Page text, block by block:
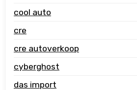
cool auto
cre
cre autoverkoop
cyberghost
das import